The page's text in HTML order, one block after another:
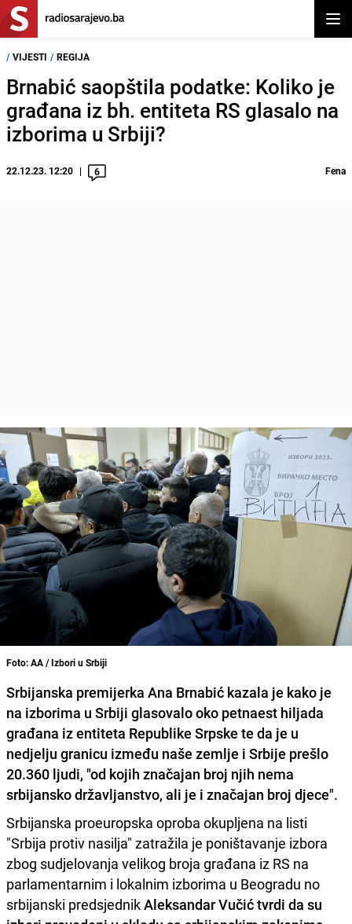
/ VIJESTI / REGIJA
Brnabić saopštila podatke: Koliko je
građana iz bh. entiteta RS glasalo na
izborima u Srbiji?
22.12.23. 12:20 6 Fena
Foto: AA / Izbori u Srbiji
Srbijanska premijerka Ana Brnabić kazala je kako je
na izborima u Srbiji glasovalo oko petnaest hiljada
građana iz entiteta Republike Srpske te da je u
nedjelju granicu između naše zemlje i Srbije prešlo
20.360 ljudi, "od kojih značajan broj njih nema
srbijansko državljanstvo, ali je i značajan broj djece".
Srbijanska proeuropska oproba okupljena na listi
"Srbija protiv nasilja" zatražila je poništavanje izbora
zbog sudjelovanja velikog broja građana iz RS na
parlamentarnim i lokalnim izborima u Beogradu no
srbijanski predsjednikAleksandar Vučić tvrdi da su